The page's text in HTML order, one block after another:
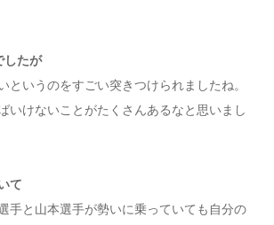
したが
というのをすごい突きつけられましたね。
いけないことがたくさんあるなと思いまし
て
手と山本選手が勢いに乗っていても自分の